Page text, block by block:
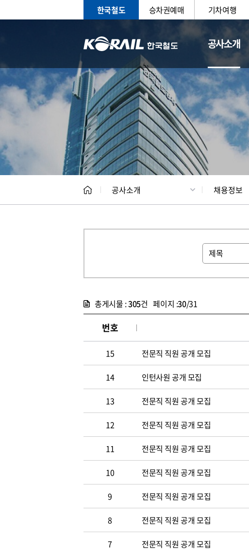
한국철도 승차권예매 기차여행
공사소개
CEO 일반현황
공사소개 채용정보
총게시물 :305건 페이지 :30/31
번호
15 전문직 직원 공개 모집
14 인턴사원 공개 모집
13 전문직 직원 공개 모집
12 전문직 직원 공개 모집
11 전문직 직원 공개 모집
10 전문직 직원 공개 모집
9 전문직 직원 공개 모집
8 전문직 직원 공개 모집
7 전문직 직원 공개 모집